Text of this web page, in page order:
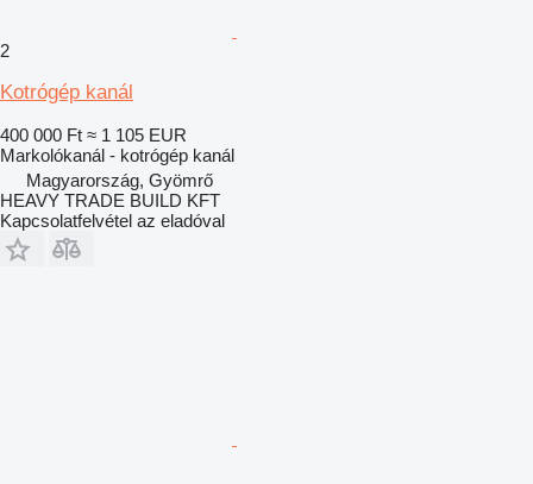
2
Kotrógép kanál
400 000 Ft ≈ 1 105 EUR
Markolókanál - kotrógép kanál
Magyarország, Gyömrő
HEAVY TRADE BUILD KFT
Kapcsolatfelvétel az eladóval